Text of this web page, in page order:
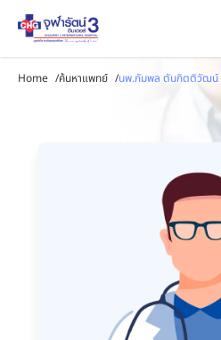
Home /ค้นหาแพทย์ /นพ.กัมพล ตันกิตติวัฒน์